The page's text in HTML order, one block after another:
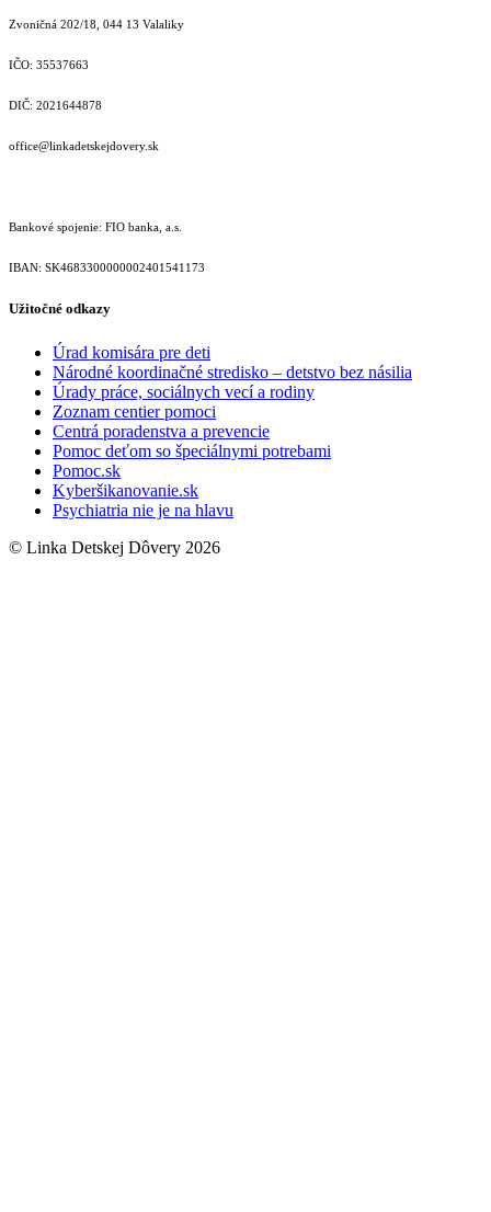
Zvoničná 202/18, 044 13 Valaliky
IČO: 35537663
DIČ: 2021644878
office@linkadetskejdovery.sk
Bankové spojenie: FIO banka, a.s.
IBAN: SK46833000000­02401541173
Užitočné odkazy
Úrad komisára pre deti
Národné koordinačné stredisko – detstvo bez násilia
Úrady práce, sociálnych vecí a rodiny
Zoznam centier pomoci
Centrá poradenstva a prevencie
Pomoc deťom so špeciálnymi potrebami
Pomoc.sk
Kyberšikanovanie.sk
Psychiatria nie je na hlavu
© Linka Detskej Dôvery 2026